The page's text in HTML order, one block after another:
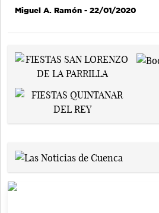
Miguel A. Ramón - 22/01/2020